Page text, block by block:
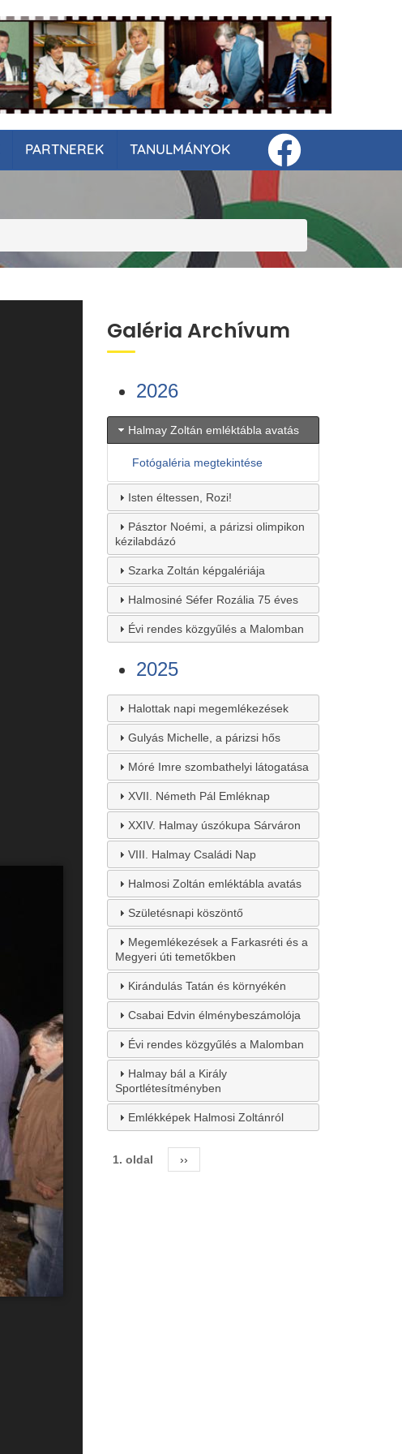
PARTNEREK TANULMÁNYOK
Galéria Archívum
2026
Halmay Zoltán emléktábla avatás
Fotógaléria megtekintése
Isten éltessen, Rozi!
Pásztor Noémi, a párizsi olimpikon
kézilabdázó
Szarka Zoltán képgalériája
Halmosiné Séfer Rozália 75 éves
Évi rendes közgyűlés a Malomban
2025
Halottak napi megemlékezések
Gulyás Michelle, a párizsi hős
Móré Imre szombathelyi látogatása
XVII. Németh Pál Emléknap
XXIV. Halmay úszókupa Sárváron
VIII. Halmay Családi Nap
Halmosi Zoltán emléktábla avatás
Születésnapi köszöntő
Megemlékezések a Farkasréti és a
Megyeri úti temetőkben
Kirándulás Tatán és környékén
Csabai Edvin élménybeszámolója
Évi rendes közgyűlés a Malomban
Halmay bál a Király
Sportlétesítményben
Emlékképek Halmosi Zoltánról
Oldalszámozás
1. oldal
Következő
oldal
››